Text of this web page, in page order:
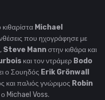
Michael
που ηχογράφησε με
Steve Mannστην κιθάρα και
και τον ντράμερ Bodo
ο Σουηδός Erik Grönwall
παλιός γνώριμος Robin
Michael Voss.